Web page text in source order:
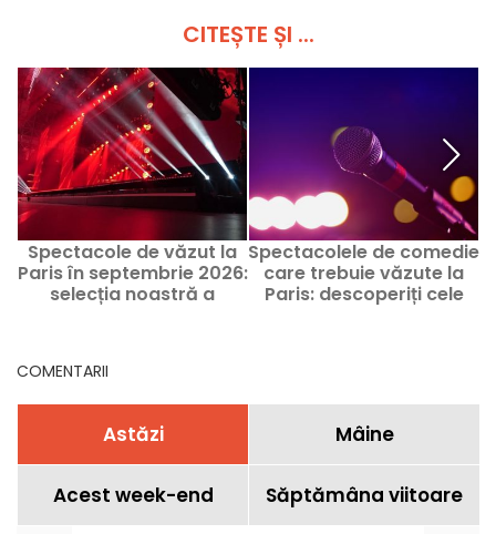
CITEȘTE ȘI ...
Spectacole de văzut la
Paris în septembrie 2026:
selecția noastră a
Spectacolele de comedie
care trebuie văzute la
Paris: descoperiți cele
COMENTARII
Astăzi Mâine
Acest week-end Săptămâna viitoare